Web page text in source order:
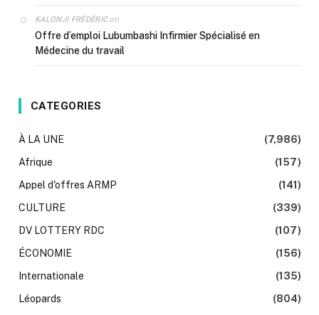
KALONJI FRÉDÉRICon
Offre d’emploi Lubumbashi Infirmier Spécialisé en
Médecine du travail
CATEGORIES
À LA UNE
(7,986)
Afrique
(157)
Appel d'offres ARMP
(141)
CULTURE
(339)
DV LOTTERY RDC
(107)
ÉCONOMIE
(156)
Internationale
(135)
Léopards
(804)